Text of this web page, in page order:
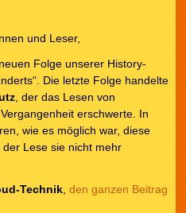
und Leser,
Folge unserer History-
Die letzte Folge handelte
, der das Lesen von
erschwerte. In
wie es möglich war, diese
Lese sie nicht mehr
Technik, den ganzen Beitrag